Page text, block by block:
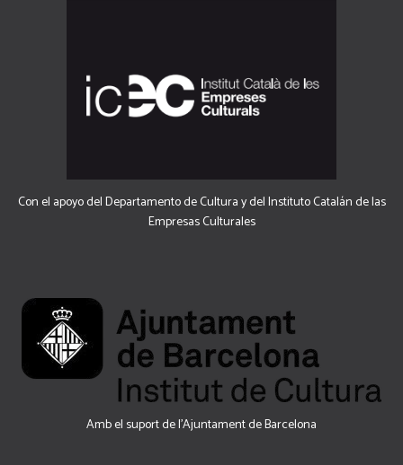
Con el apoyo del Departamento de Cultura y del Instituto Catalán de las
Empresas Culturales
Amb el suport de l’Ajuntament de Barcelona